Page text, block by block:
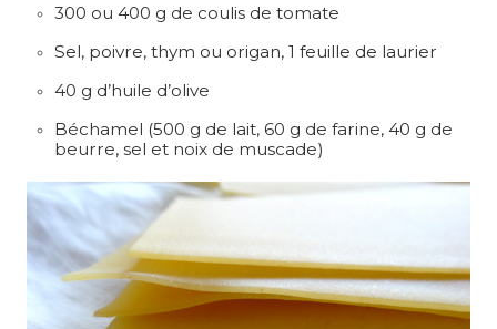
300 ou 400 g de coulis de tomate
Sel, poivre, thym ou origan, 1 feuille de laurier
40 g d’huile d’olive
Béchamel (500 g de lait, 60 g de farine, 40 g de
beurre, sel et noix de muscade)